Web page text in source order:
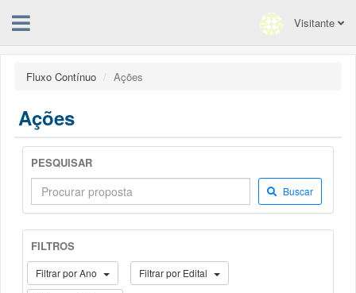
Visitante
Fluxo Contínuo Ações
Ações
PESQUISAR
Buscar
FILTROS
Filtrar por Ano Filtrar por Edital